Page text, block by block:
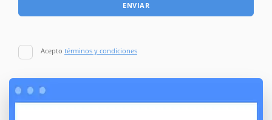
ENVIAR
Acepto términos y condiciones